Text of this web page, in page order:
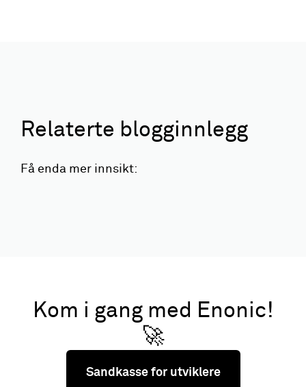
Relaterte blogginnlegg
Få enda mer innsikt:
Kom i gang med Enonic!
🚀
Sandkasse for utviklere